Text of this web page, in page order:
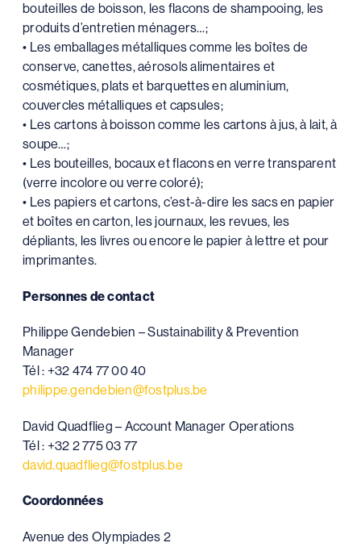
bouteilles de boisson, les flacons de shampooing, les
produits d’entretien ménagers…;
• Les emballages métalliques comme les boîtes de
conserve, canettes, aérosols alimentaires et
cosmétiques, plats et barquettes en aluminium,
couvercles métalliques et capsules;
• Les cartons à boisson comme les cartons à jus, à lait, à
soupe…;
• Les bouteilles, bocaux et flacons en verre transparent
(verre incolore ou verre coloré);
• Les papiers et cartons, c’est-à-dire les sacs en papier
et boîtes en carton, les journaux, les revues, les
dépliants, les livres ou encore le papier à lettre et pour
imprimantes.
Personnes de contact
Philippe Gendebien – Sustainability & Prevention
Manager
Tél : +32 474 77 00 40
philippe.gendebien@fostplus.be
David Quadflieg – Account Manager Operations
Tél : +32 2 775 03 77
david.quadflieg@fostplus.be
Coordonnées
Avenue des Olympiades 2